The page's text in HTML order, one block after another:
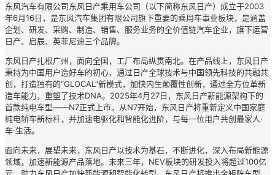
东风汽车有限公司东风日产乘用车公司（以下简称东风日产）成立于2003
年6月16日，是东风汽车集团有限公司旗下重要的乘用车事业板块，是涵盖
企划、研发、采购、制造、销售、服务业务的全价值链汽车企业，旗下运营
日产、启辰、英菲尼迪三个品牌。
东风日产扎根广州，面向全国，工厂布局纵贯南北。在产品线上，东风日产
秉持为中国用户造好车的初心，通过日产全球技术与中国领先科技的共融共
创，打造独有的“GLOCAL”新模式，加快内生颠覆性创新，通过全方位革新
造车能力，重塑了技术DNA。2025年4月27日，东风日产新能源架构下的
首款纯电车型——N7正式上市，从N7开始，东风日产将重新定义中国家庭
纯电轿车新标杆，并加速电驱化和智能化进阶，与每一位用户共创最家人·
车·生活。
面向未来，展望未来，东风日产以技术为基石，不断进化，深入布局新能源
领域，加速新能源产品落地。未来三年，NEV板块的研发投入将超过100亿
元，助力东风日产加快新能源和智能化转型。东风日产将推出全矩阵车型，